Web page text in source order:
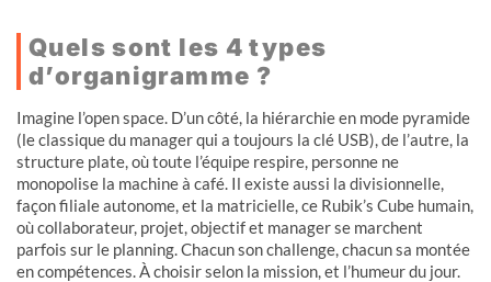
Quels sont les 4 types
d’organigramme ?
Imagine l’open space. D’un côté, la hiérarchie en mode pyramide
(le classique du manager qui a toujours la clé USB), de l’autre, la
structure plate, où toute l’équipe respire, personne ne
monopolise la machine à café. Il existe aussi la divisionnelle,
façon filiale autonome, et la matricielle, ce Rubik’s Cube humain,
où collaborateur, projet, objectif et manager se marchent
parfois sur le planning. Chacun son challenge, chacun sa montée
en compétences. À choisir selon la mission, et l’humeur du jour.